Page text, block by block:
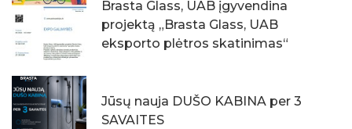
Brasta Glass, UAB įgyvendina
projektą „Brasta Glass, UAB
eksporto plėtros skatinimas“
Jūsų nauja DUŠO KABINA per 3
SAVAITES